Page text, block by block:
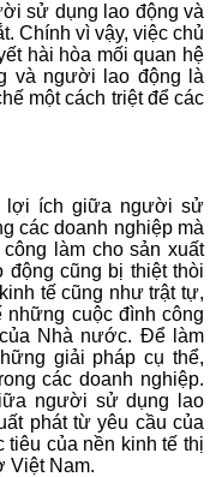
sử dụng lao động và
Chính vì vậy, việc chủ
hài hòa mối quan hệ
và người lao động là
một cách triệt để các
lợi ích giữa người sử
các doanh nghiệp mà
làm cho sản xuất
cũng bị thiệt thòi
tế cũng như trật tự,
những cuộc đình công
Nhà nước. Để làm
giải pháp cụ thể,
các doanh nghiệp.
người sử dụng lao
phát từ yêu cầu của
tiêu của nền kinh tế thị
Việt Nam.